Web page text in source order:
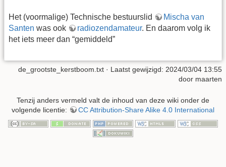
Het (voormalige) Technische bestuurslid
Mischa van
Santen was ook radiozendamateur. En daarom volg ik
het iets meer dan “gemiddeld”
de_grootste_kerstboom.txt · Laatst gewijzigd: 2024/03/04 13:55
door maarten
Tenzij anders vermeld valt de inhoud van deze wiki onder de
volgende licentie:
CC Attribution-Share Alike 4.0 International